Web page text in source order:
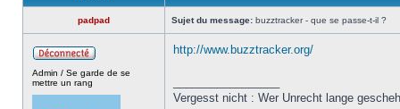
padpad Sujet du message: buzztracker - que se passe-t-il ?
Admin / Se garde de se
mettre un rang
http://www.buzztracker.org/
Vergesst nicht : Wer Unrecht lange